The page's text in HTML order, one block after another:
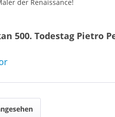
der Renaissance!
500. Todestag Pietro